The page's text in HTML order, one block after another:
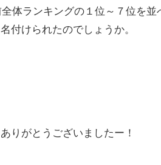
体ランキングの１位～７位を並
付けられたのでしょうか。
りがとうございましたー！